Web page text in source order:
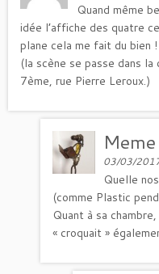
Quand même
idée l’affiche des quatre
plane cela me fait du bien !
(la scène se passe dans la
7ème, rue Pierre Leroux.)
03/03/
Quelle
(comme Plastic
Quant à sa
« croquait »